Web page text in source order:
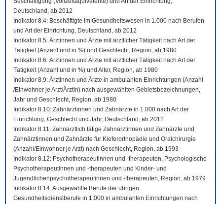
Deutschland, ab 2012
Indikator 8.4: Beschäftigte im Gesundheitswesen in 1.000 nach Berufen
und Art der Einrichtung, Deutschland, ab 2012
Indikator 8.5: Ärztinnen und Ärzte mit ärztlicher Tätigkeit nach Art der
Tätigkeit (Anzahl und in %) und Geschlecht, Region, ab 1980
Indikator 8.6: Ärztinnen und Ärzte mit ärztlicher Tätigkeit nach Art der
Tätigkeit (Anzahl und in %) und Alter, Region, ab 1980
Indikator 8.9: Ärztinnen und Ärzte in ambulanten Einrichtungen (Anzahl
/Einwohner je Arzt/Ärztin) nach ausgewählten Gebietsbezeichnungen,
Jahr und Geschlecht, Region, ab 1980
Indikator 8.10: Zahnärztinnen und Zahnärzte in 1.000 nach Art der
Einrichtung, Geschlecht und Jahr, Deutschland, ab 2012
Indikator 8.11: Zahnärztlich tätige Zahnärztinnen und Zahnärzte und
Zahnärztinnen und Zahnärzte für Kieferorthopädie und Oralchirurgie
(Anzahl/Einwohner je Arzt) nach Geschlecht, Region, ab 1993
Indikator 8.12: Psychotherapeutinnen und -therapeuten, Psychologische
Psychotherapeutinnen und -therapeuten und Kinder- und
Jugendlichenpsychotherapeutinnen und -therapeuten, Region, ab 1979
Indikator 8.14: Ausgewählte Berufe der übrigen
Gesundheitsdienstberufe in 1.000 in ambulanten Einrichtungen nach